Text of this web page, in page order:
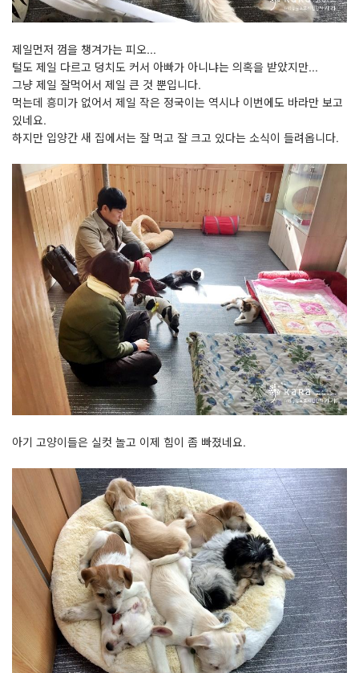
제일먼저 껌을 챙겨가는 피오...
털도 제일 다르고 덩치도 커서 아빠가 아니냐는 의혹을 받았지만...
그냥 제일 잘먹어서 제일 큰 것 뿐입니다.
먹는데 흥미가 없어서 제일 작은 정국이는 역시나 이번에도 바라만 보고
있네요.
하지만 입양간 새 집에서는 잘 먹고 잘 크고 있다는 소식이 들려옵니다.
아기 고양이들은 실컷 놀고 이제 힘이 좀 빠졌네요.